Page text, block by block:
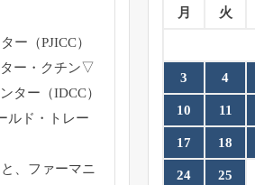
ー（PJICC）
ー・クチン▽
ター（IDCC）
ルド・トレー
、ファーマニ
月 火
3 4
10 11
17 18
24 25